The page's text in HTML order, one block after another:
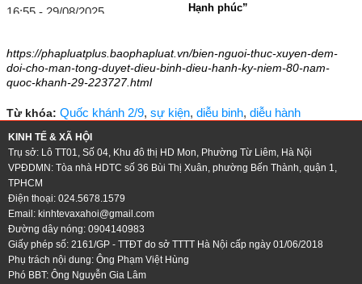
16:55 - 29/08/2025
Hạnh phúc”
https://phapluatplus.baophapluat.vn/bien-nguoi-thuc-xuyen-dem-
doi-cho-man-tong-duyet-dieu-binh-dieu-hanh-ky-niem-80-nam-
quoc-khanh-29-223727.html
Từ khóa: Quốc khánh 2/9, sự kiện, diễu binh, diễu hành
KINH TẾ & XÃ HỘI
Trụ sở: Lô TT01, Số 04, Khu đô thị HD Mon, Phường Từ Liêm, Hà Nội
VPĐDMN: Tòa nhà HDTC số 36 Bùi Thị Xuân, phường Bến Thành, quận 1,
TPHCM
Điện thoại: 024.5678.1579
Email: kinhtevaxahoi@gmail.com
Đường dây nóng: 0904140983
Giấy phép số: 2161/GP - TTĐT do sở TTTT Hà Nội cấp ngày 01/06/2018
Phụ trách nội dung: Ông Phạm Việt Hùng
Phó BBT: Ông Nguyễn Gia Lâm